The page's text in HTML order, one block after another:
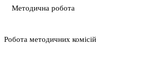
Методична робота
Pобота методичних комісій